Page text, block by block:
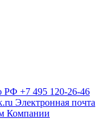
РФ +7 495 120-26-46
Электронная почта
Компании